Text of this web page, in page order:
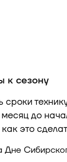
к сезону
сроки
месяц до
это